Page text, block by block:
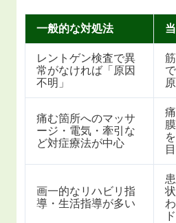
一般的な対処法
レントゲン検査で異
常がなければ「原因
不明」
痛む箇所へのマッサ
ージ・電気・牽引な
ど対症療法が中心
画一的なリハビリ指
導・生活指導が多い